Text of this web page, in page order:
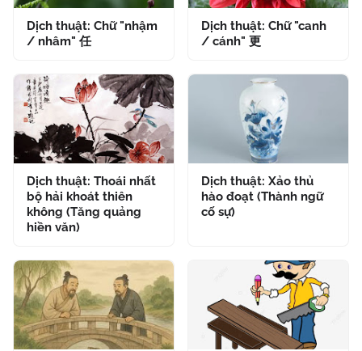
Dịch thuật: Chữ "nhậm
/ nhâm" 任
Dịch thuật: Chữ "canh
/ cánh" 更
Dịch thuật: Thoái nhất
bộ hải khoát thiên
không (Tăng quảng
hiền văn)
Dịch thuật: Xảo thủ
hào đoạt (Thành ngữ
cố sự)